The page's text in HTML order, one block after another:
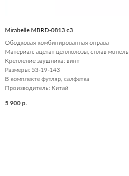
Mirabelle MBRD-0813 c3
Ободковая комбинированная оправа
Материал: ацетат целлюлозы, сплав монель
Крепление заушника: винт
Размеры: 53-19-143
В комплекте футляр, салфетка
Производитель: Китай
5 900 р.